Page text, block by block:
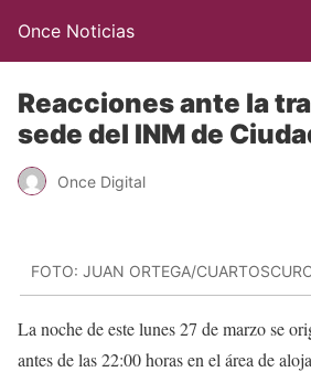
Once Noticias
Reacciones ante la
sede del INM de
Once Digital
FOTO: JUAN ORTEGA/
La noche de este lunes 27 de marzo se
antes de las 22:00 horas en el área de